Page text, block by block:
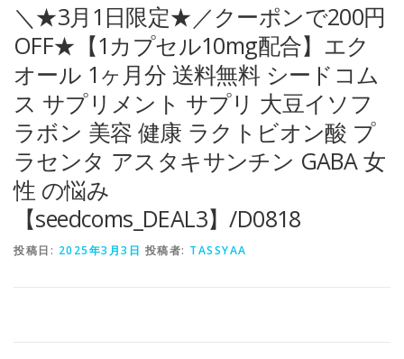
＼★3月1日限定★／クーポンで200円
OFF★【1カプセル10mg配合】エク
オール 1ヶ月分 送料無料 シードコム
ス サプリメント サプリ 大豆イソフ
ラボン 美容 健康 ラクトビオン酸 プ
ラセンタ アスタキサンチン GABA 女
性 の悩み
【seedcoms_DEAL3】/D0818
投稿日: 2025年3月3日 投稿者: TASSYAA